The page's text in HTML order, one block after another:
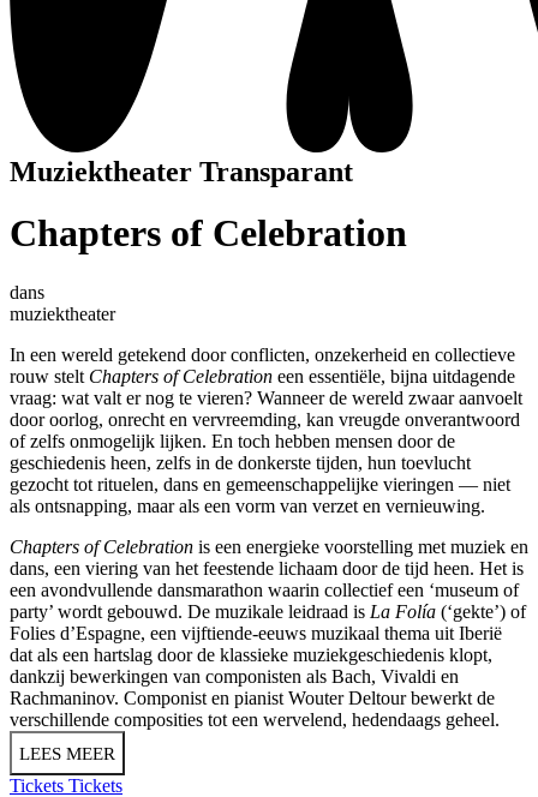
Muziektheater Transparant
Chapters of Celebration
dans
muziektheater
In een wereld getekend door conflicten, onzekerheid en collectieve
rouw stelt Chapters of Celebration een essentiële, bijna uitdagende
vraag: wat valt er nog te vieren? Wanneer de wereld zwaar aanvoelt
door oorlog, onrecht en vervreemding, kan vreugde onverantwoord
of zelfs onmogelijk lijken. En toch hebben mensen door de
geschiedenis heen, zelfs in de donkerste tijden, hun toevlucht
gezocht tot rituelen, dans en gemeenschappelijke vieringen — niet
als ontsnapping, maar als een vorm van verzet en vernieuwing.
Chapters of Celebration is een energieke voorstelling met muziek en
dans, een viering van het feestende lichaam door de tijd heen. Het is
een avondvullende dansmarathon waarin collectief een ‘museum of
party’ wordt gebouwd. De muzikale leidraad is La Folía (‘gekte’) of
Folies d’Espagne, een vijftiende-eeuws muzikaal thema uit Iberië
dat als een hartslag door de klassieke muziekgeschiedenis klopt,
dankzij bewerkingen van componisten als Bach, Vivaldi en
Rachmaninov. Componist en pianist Wouter Deltour bewerkt de
verschillende composities tot een wervelend, hedendaags geheel.
LEES MEER
Tickets Tickets